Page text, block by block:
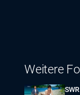
Weitere